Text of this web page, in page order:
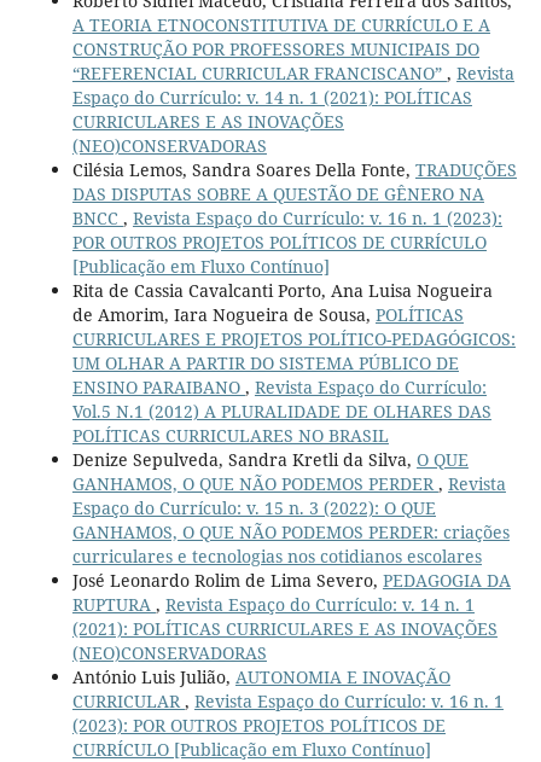
A TEORIA ETNOCONSTITUTIVA DE CURRÍCULO E A
CONSTRUÇÃO POR PROFESSORES MUNICIPAIS DO
“REFERENCIAL CURRICULAR FRANCISCANO” , Revista
Espaço do Currículo: v. 14 n. 1 (2021): POLÍTICAS
CURRICULARES E AS INOVAÇÕES
(NEO)CONSERVADORAS
Cilésia Lemos, Sandra Soares Della Fonte, TRADUÇÕES
DAS DISPUTAS SOBRE A QUESTÃO DE GÊNERO NA
BNCC , Revista Espaço do Currículo: v. 16 n. 1 (2023):
POR OUTROS PROJETOS POLÍTICOS DE CURRÍCULO
[Publicação em Fluxo Contínuo]
Rita de Cassia Cavalcanti Porto, Ana Luisa Nogueira
de Amorim, Iara Nogueira de Sousa, POLÍTICAS
CURRICULARES E PROJETOS POLÍTICO-PEDAGÓGICOS:
UM OLHAR A PARTIR DO SISTEMA PÚBLICO DE
ENSINO PARAIBANO , Revista Espaço do Currículo:
Vol.5 N.1 (2012) A PLURALIDADE DE OLHARES DAS
POLÍTICAS CURRICULARES NO BRASIL
Denize Sepulveda, Sandra Kretli da Silva, O QUE
GANHAMOS, O QUE NÃO PODEMOS PERDER , Revista
Espaço do Currículo: v. 15 n. 3 (2022): O QUE
GANHAMOS, O QUE NÃO PODEMOS PERDER: criações
curriculares e tecnologias nos cotidianos escolares
José Leonardo Rolim de Lima Severo, PEDAGOGIA DA
RUPTURA , Revista Espaço do Currículo: v. 14 n. 1
(2021): POLÍTICAS CURRICULARES E AS INOVAÇÕES
(NEO)CONSERVADORAS
António Luis Julião, AUTONOMIA E INOVAÇÃO
CURRICULAR , Revista Espaço do Currículo: v. 16 n. 1
(2023): POR OUTROS PROJETOS POLÍTICOS DE
CURRÍCULO [Publicação em Fluxo Contínuo]